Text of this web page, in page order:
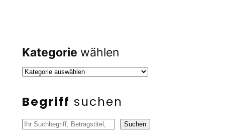
Kategorie wählen
Begriff suchen
S
Suchen